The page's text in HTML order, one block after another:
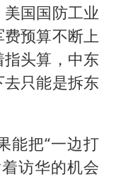
国国防工业
预算不断上
头算，中东
只能是拆东
能把“一边打
访华的机会